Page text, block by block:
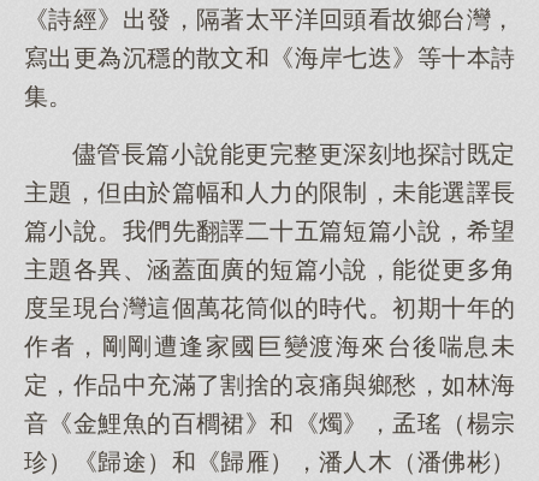
《詩經》出發，隔著太平洋回頭看故鄉台灣，
寫出更為沉穩的散文和《海岸七迭》等十本詩
集。
儘管長篇小說能更完整更深刻地探討既定
主題，但由於篇幅和人力的限制，未能選譯長
篇小說。我們先翻譯二十五篇短篇小說，希望
主題各異、涵蓋面廣的短篇小說，能從更多角
度呈現台灣這個萬花筒似的時代。初期十年的
作者，剛剛遭逢家國巨變渡海來台後喘息未
定，作品中充滿了割捨的哀痛與鄉愁，如林海
音《金鯉魚的百櫚裙》和《燭》，孟瑤（楊宗
珍）《歸途）和《歸雁），潘人木（潘佛彬）